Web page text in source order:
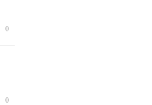
0
0